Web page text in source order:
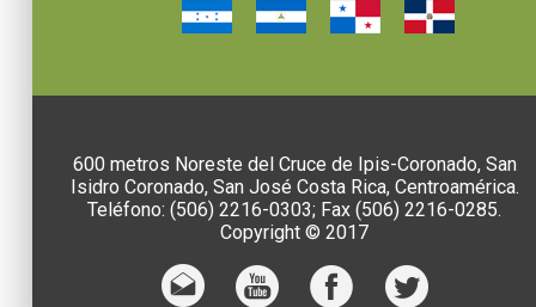
600 metros Noreste del Cruce de Ipis-Coronado, San
Isidro Coronado, San José Costa Rica, Centroamérica.
Teléfono: (506) 2216-0303; Fax (506) 2216-0285.
Copyright © 2017